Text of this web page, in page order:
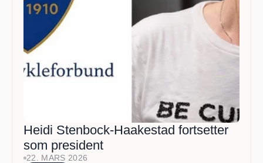
Heidi Stenbock-Haakestad fortsetter
som president
22. MARS 2026